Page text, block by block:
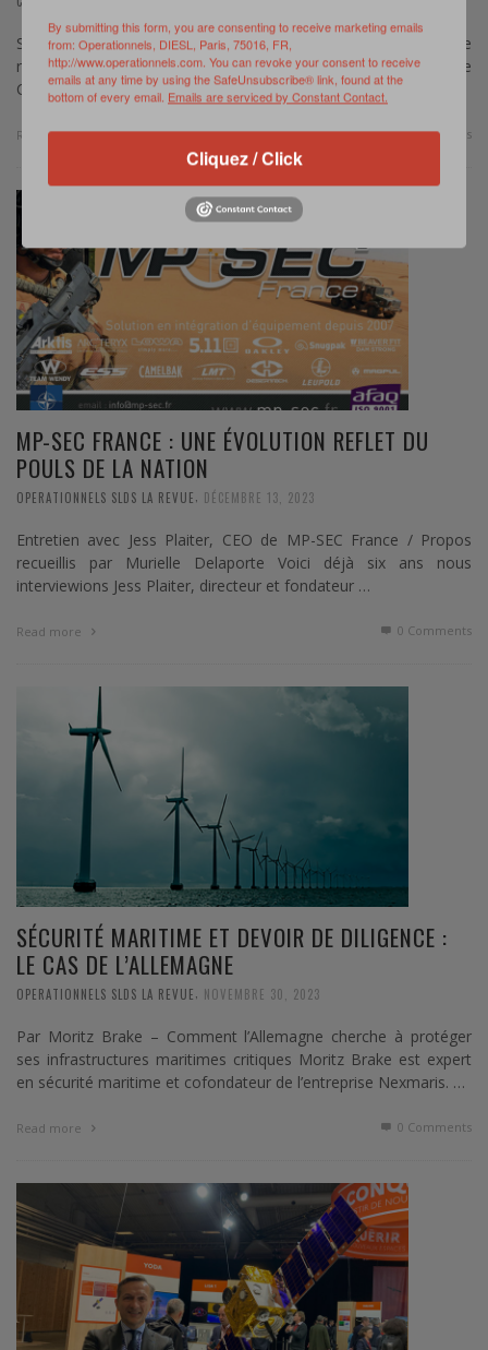
Source : CNES – lancement du projet européen CARIOQA : une
révolution grâce aux capteurs quantiques Le 16 janvier 2024, le
CNES, le DLR (l’agence …
Read more 0 Comments
MP-SEC FRANCE : UNE ÉVOLUTION REFLET DU
POULS DE LA NATION
OPERATIONNELS SLDS LA REVUE DÉCEMBRE 13, 2023
Entretien avec Jess Plaiter, CEO de MP-SEC France / Propos
recueillis par Murielle Delaporte Voici déjà six ans nous
interviewions Jess Plaiter, directeur et fondateur …
Read more 0 Comments
SÉCURITÉ MARITIME ET DEVOIR DE DILIGENCE :
LE CAS DE L’ALLEMAGNE
OPERATIONNELS SLDS LA REVUE NOVEMBRE 30, 2023
Par Moritz Brake – Comment l’Allemagne cherche à protéger
ses infrastructures maritimes critiques Moritz Brake est expert
en sécurité maritime et cofondateur de l’entreprise Nexmaris. …
Read more 0 Comments
By submitting this form, you are consenting to receive marketing emails
from: Operationnels, DIESL, Paris, 75016, FR,
http://www.operationnels.com. You can revoke your consent to receive
emails at any time by using the SafeUnsubscribe® link, found at the
bottom of every email. Emails are serviced by Constant Contact.
Cliquez / Click